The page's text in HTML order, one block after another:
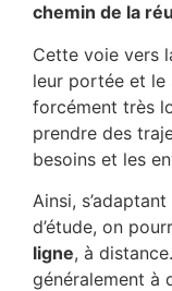
chemin de la
Cette voie vers
leur portée et le
forcément très
prendre des
besoins et les
Ainsi,
d’étude, on
ligne, à
généralement à